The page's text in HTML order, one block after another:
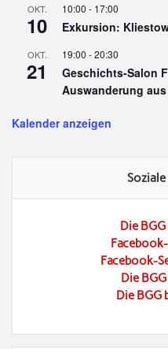
OKT.
10
10:00 - 17:00
Exkursion:
OKT.
21
19:00 -20:30
Geschichts-Salon
Auswanderung
Kalender anzeigen
Die
Facebook-
Die
Die BGG